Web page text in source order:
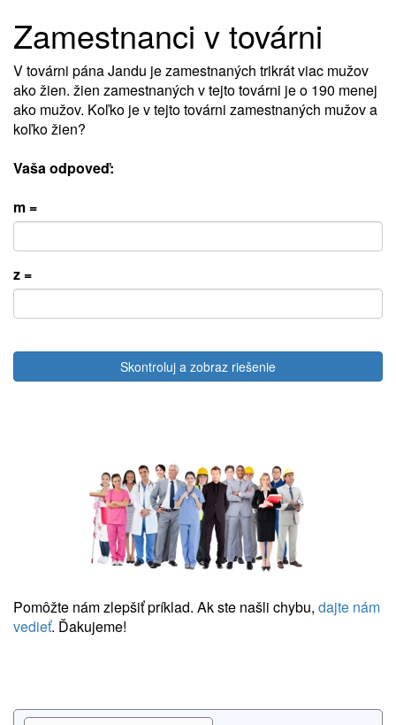
Zamestnanci v továrni
V továrni pána Jandu je zamestnaných trikrát viac mužov
ako žien. žien zamestnaných v tejto továrni je o 190 menej
ako mužov. Koľko je v tejto továrni zamestnaných mužov a
koľko žien?
Vaša odpoveď:
m =
z =
Skontroluj a zobraz riešenie
Pomôžte nám zlepšiť príklad. Ak ste našli chybu, dajte nám
vedieť. Ďakujeme!